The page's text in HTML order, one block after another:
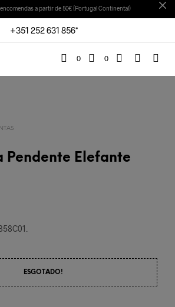
a partir de 50€ (Portugal Continental)
+351 252 631 856*
0 0
Pendente Elefante
ESGOTADO!